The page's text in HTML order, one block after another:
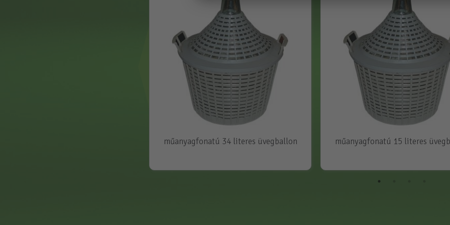
műanyagfonatú 34 literes üvegballon műanyagfonatú 15 literes